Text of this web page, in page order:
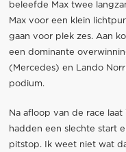
beleefde Max twee
Max voor een klein
gaan voor plek zes. Aan
een dominante
(Mercedes) en Lando
podium.
Na afloop van de race
hadden een slechte start
pitstop. Ik weet niet wat